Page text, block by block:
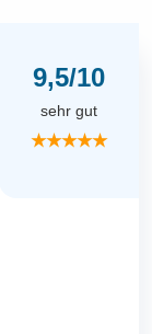
9,5/10
sehr gut
★★★★★